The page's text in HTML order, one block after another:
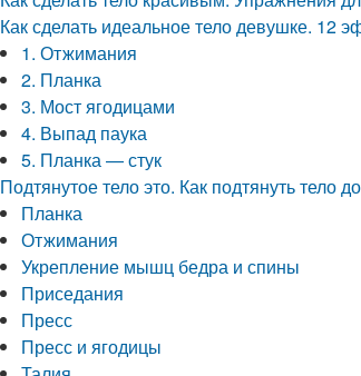
Как сделать идеальное тело девушке. 12
1. Отжимания
2. Планка
3. Мост ягодицами
4. Выпад паука
5. Планка — стук
Подтянутое тело это. Как подтянуть тело
Планка
Отжимания
Укрепление мышц бедра и спины
Приседания
Пресс
Пресс и ягодицы